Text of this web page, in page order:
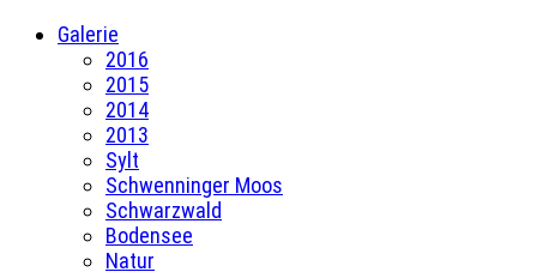
Galerie
2016
2015
2014
2013
Sylt
Schwenninger Moos
Schwarzwald
Bodensee
Natur